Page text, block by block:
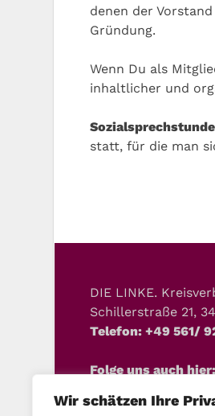
Wir schätzen Ihre
denen der
Gründung.
Wenn Du als
inhaltlicher und
statt, für die man
DIE LINKE.
Schillerstraße 21,
Telefon: +49 561/
Folge uns auch hier: